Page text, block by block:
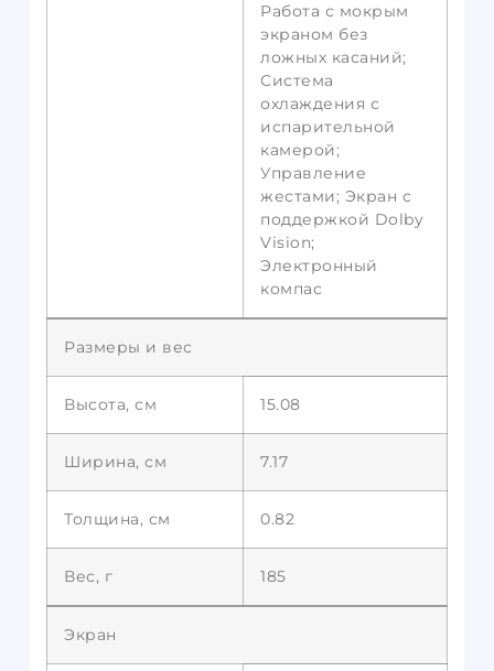
Работа с мокрым
экраном без
ложных касаний;
Система
охлаждения с
испарительной
камерой;
Управление
жестами; Экран с
поддержкой Dolby
Vision;
Электронный
компас
Размеры и вес
Высота, см 15.08
Ширина, см 7.17
Толщина, см 0.82
Вес, г 185
Экран